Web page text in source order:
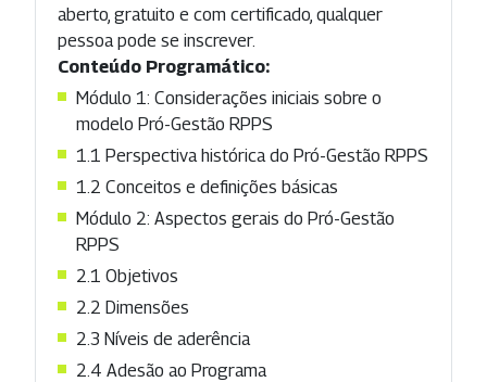
aberto, gratuito e com certificado, qualquer
pessoa pode se inscrever.
Conteúdo Programático:
Módulo 1: Considerações iniciais sobre o
modelo Pró-Gestão RPPS
1.1 Perspectiva histórica do Pró-Gestão RPPS
1.2 Conceitos e definições básicas
Módulo 2: Aspectos gerais do Pró-Gestão
RPPS
2.1 Objetivos
2.2 Dimensões
2.3 Níveis de aderência
2.4 Adesão ao Programa